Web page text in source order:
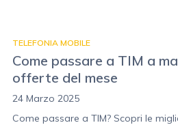
TELEFONIA MOBILE
Come passare a TIM a
offerte del mese
24 Marzo 2025
Come passare a TIM? Scopri le